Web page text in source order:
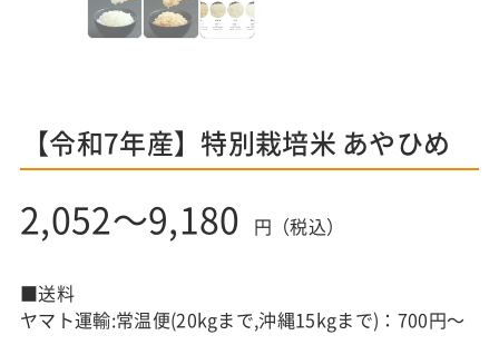
【令和7年産】特別栽培米 あやひめ
2,052～9,180 円（税込）
■送料
ヤマト運輸:常温便(20kgまで,沖縄15kgまで)：700円～